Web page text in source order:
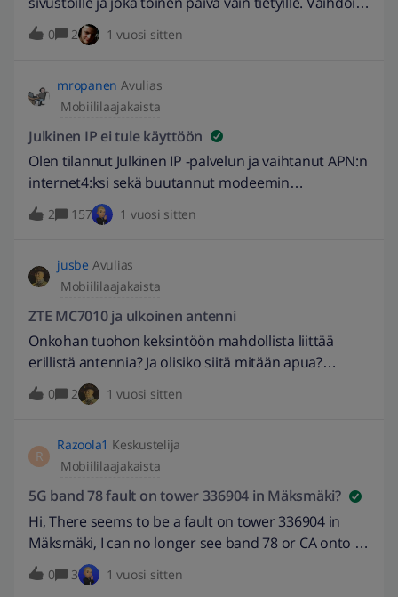
liittymäni 5 G:hen. Aluksi yhteys oli nopea, sitten
hidastui ja muuttui epävarmaksi. Samat ongelmat
käynnistänyt kummatkin uudelleen ja buutannut
modeemin. Ei vaikutusta. Sama peli jatkuu aina vaan.
Voinko vielä jotain tehdä? Mistä tämä onglema voi
johtua? Yhteys on, koska pääsen esim. lehtien
sivustoille, mutta en pankkiin, työsivustoille,
0 2 1 vuosi sitten
mropanen Avulias
Mobiililaajakaista
Julkinen IP ei tule käyttöön
Olen tilannut Julkinen IP -palvelun ja vaihtanut APN:n
internet4:ksi sekä buutannut modeemin
muutamaankin otteeseen viime päivien aikana,
mutta edelleen modeemi saa 100.-alkuisen
Modeemi on H122-373 eli Huawei 5G CPE Pro 2.
2 157 1 vuosi sitten
jusbe Avulias
Mobiililaajakaista
ZTE MC7010 ja ulkoinen antenni
Onkohan tuohon keksintöön mahdollista liittää
erillistä antennia? Ja olisiko siitä mitään apua?
Aiemmin keskusteltiin täällä modeemin
satunnaisesta buuttailusta, joka on kyllä vähentynyt,
tutkiessani huomasin, että ajoittain 5G singnaali on
varsin huono (&lt;= -100 dBm) ainakin näin kesäisin
(lehdet puissa) ja tämä aiheuttaa pätkimistä
tietoliikenteeseen.Hienoa tietysti olisi, jos tuo
modeemi osaisi sitten automaattisesti käyttää 4G
yhteyttä, mutta näinhän se ei tietenkään osaa tehdä
(vaikka ehkä pitäisi?).
0 2 1 vuosi sitten
R
Razoola1 Keskustelija
Mobiililaajakaista
5G band 78 fault on tower 336904 in Mäksmäki?
Hi, There seems to be a fault on tower 336904 in
Mäksmäki, I can no longer see band 78 or CA onto it
and currently only see band 28. Its been like this for
a few days now. Is this a known issue as your faults
0 3 1 vuosi sitten